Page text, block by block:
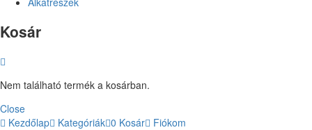
Kosár
Nem található termék a kosárban.
Close
Kezdőlap
Kategóriák 0 Kosár Fiókom